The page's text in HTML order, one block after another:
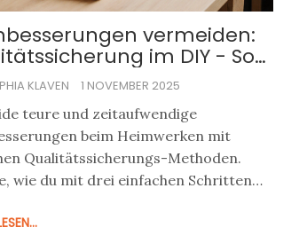
vermeiden:
im DIY - So
du Zeit und Geld
KLAVEN 1 NOVEMBER 2025
teure und zeitaufwendige
beim Heimwerken mit
Qualitätssicherungs-Methoden.
wie du mit drei einfachen Schritten
machst.